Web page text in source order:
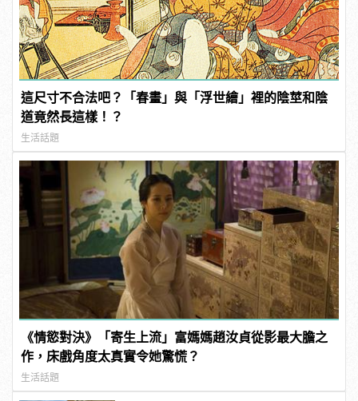
這尺寸不合法吧？「春畫」與「浮世繪」裡的陰莖和陰
道竟然長這樣！？
生活話題
《情慾對決》「寄生上流」富媽媽趙汝貞從影最大膽之
作，床戲角度太真實令她驚慌？
生活話題